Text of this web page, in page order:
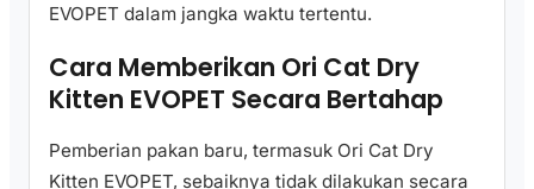
EVOPET dalam jangka waktu tertentu.
Cara Memberikan Ori Cat Dry
Kitten EVOPET Secara Bertahap
Pemberian pakan baru, termasuk Ori Cat Dry
Kitten EVOPET, sebaiknya tidak dilakukan secara